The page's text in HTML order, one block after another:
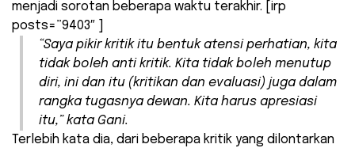
menjadi sorotan beberapa waktu terakhir. [irp
posts=”9403″ ]
“Saya pikir kritik itu bentuk atensi perhatian, kita
tidak boleh anti kritik. Kita tidak boleh menutup
diri, ini dan itu (kritikan dan evaluasi) juga dalam
rangka tugasnya dewan. Kita harus apresiasi
itu,” kata Gani.
Terlebih kata dia, dari beberapa kritik yang dilontarkan